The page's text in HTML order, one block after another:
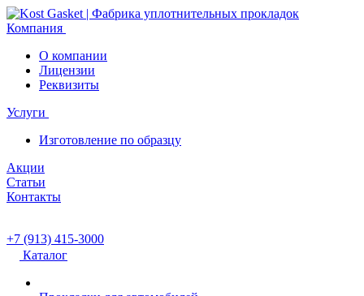
Компания
О компании
Лицензии
Реквизиты
Услуги
Изготовление по образцу
Акции
Статьи
Контакты
+7 (913) 415-3000
Каталог